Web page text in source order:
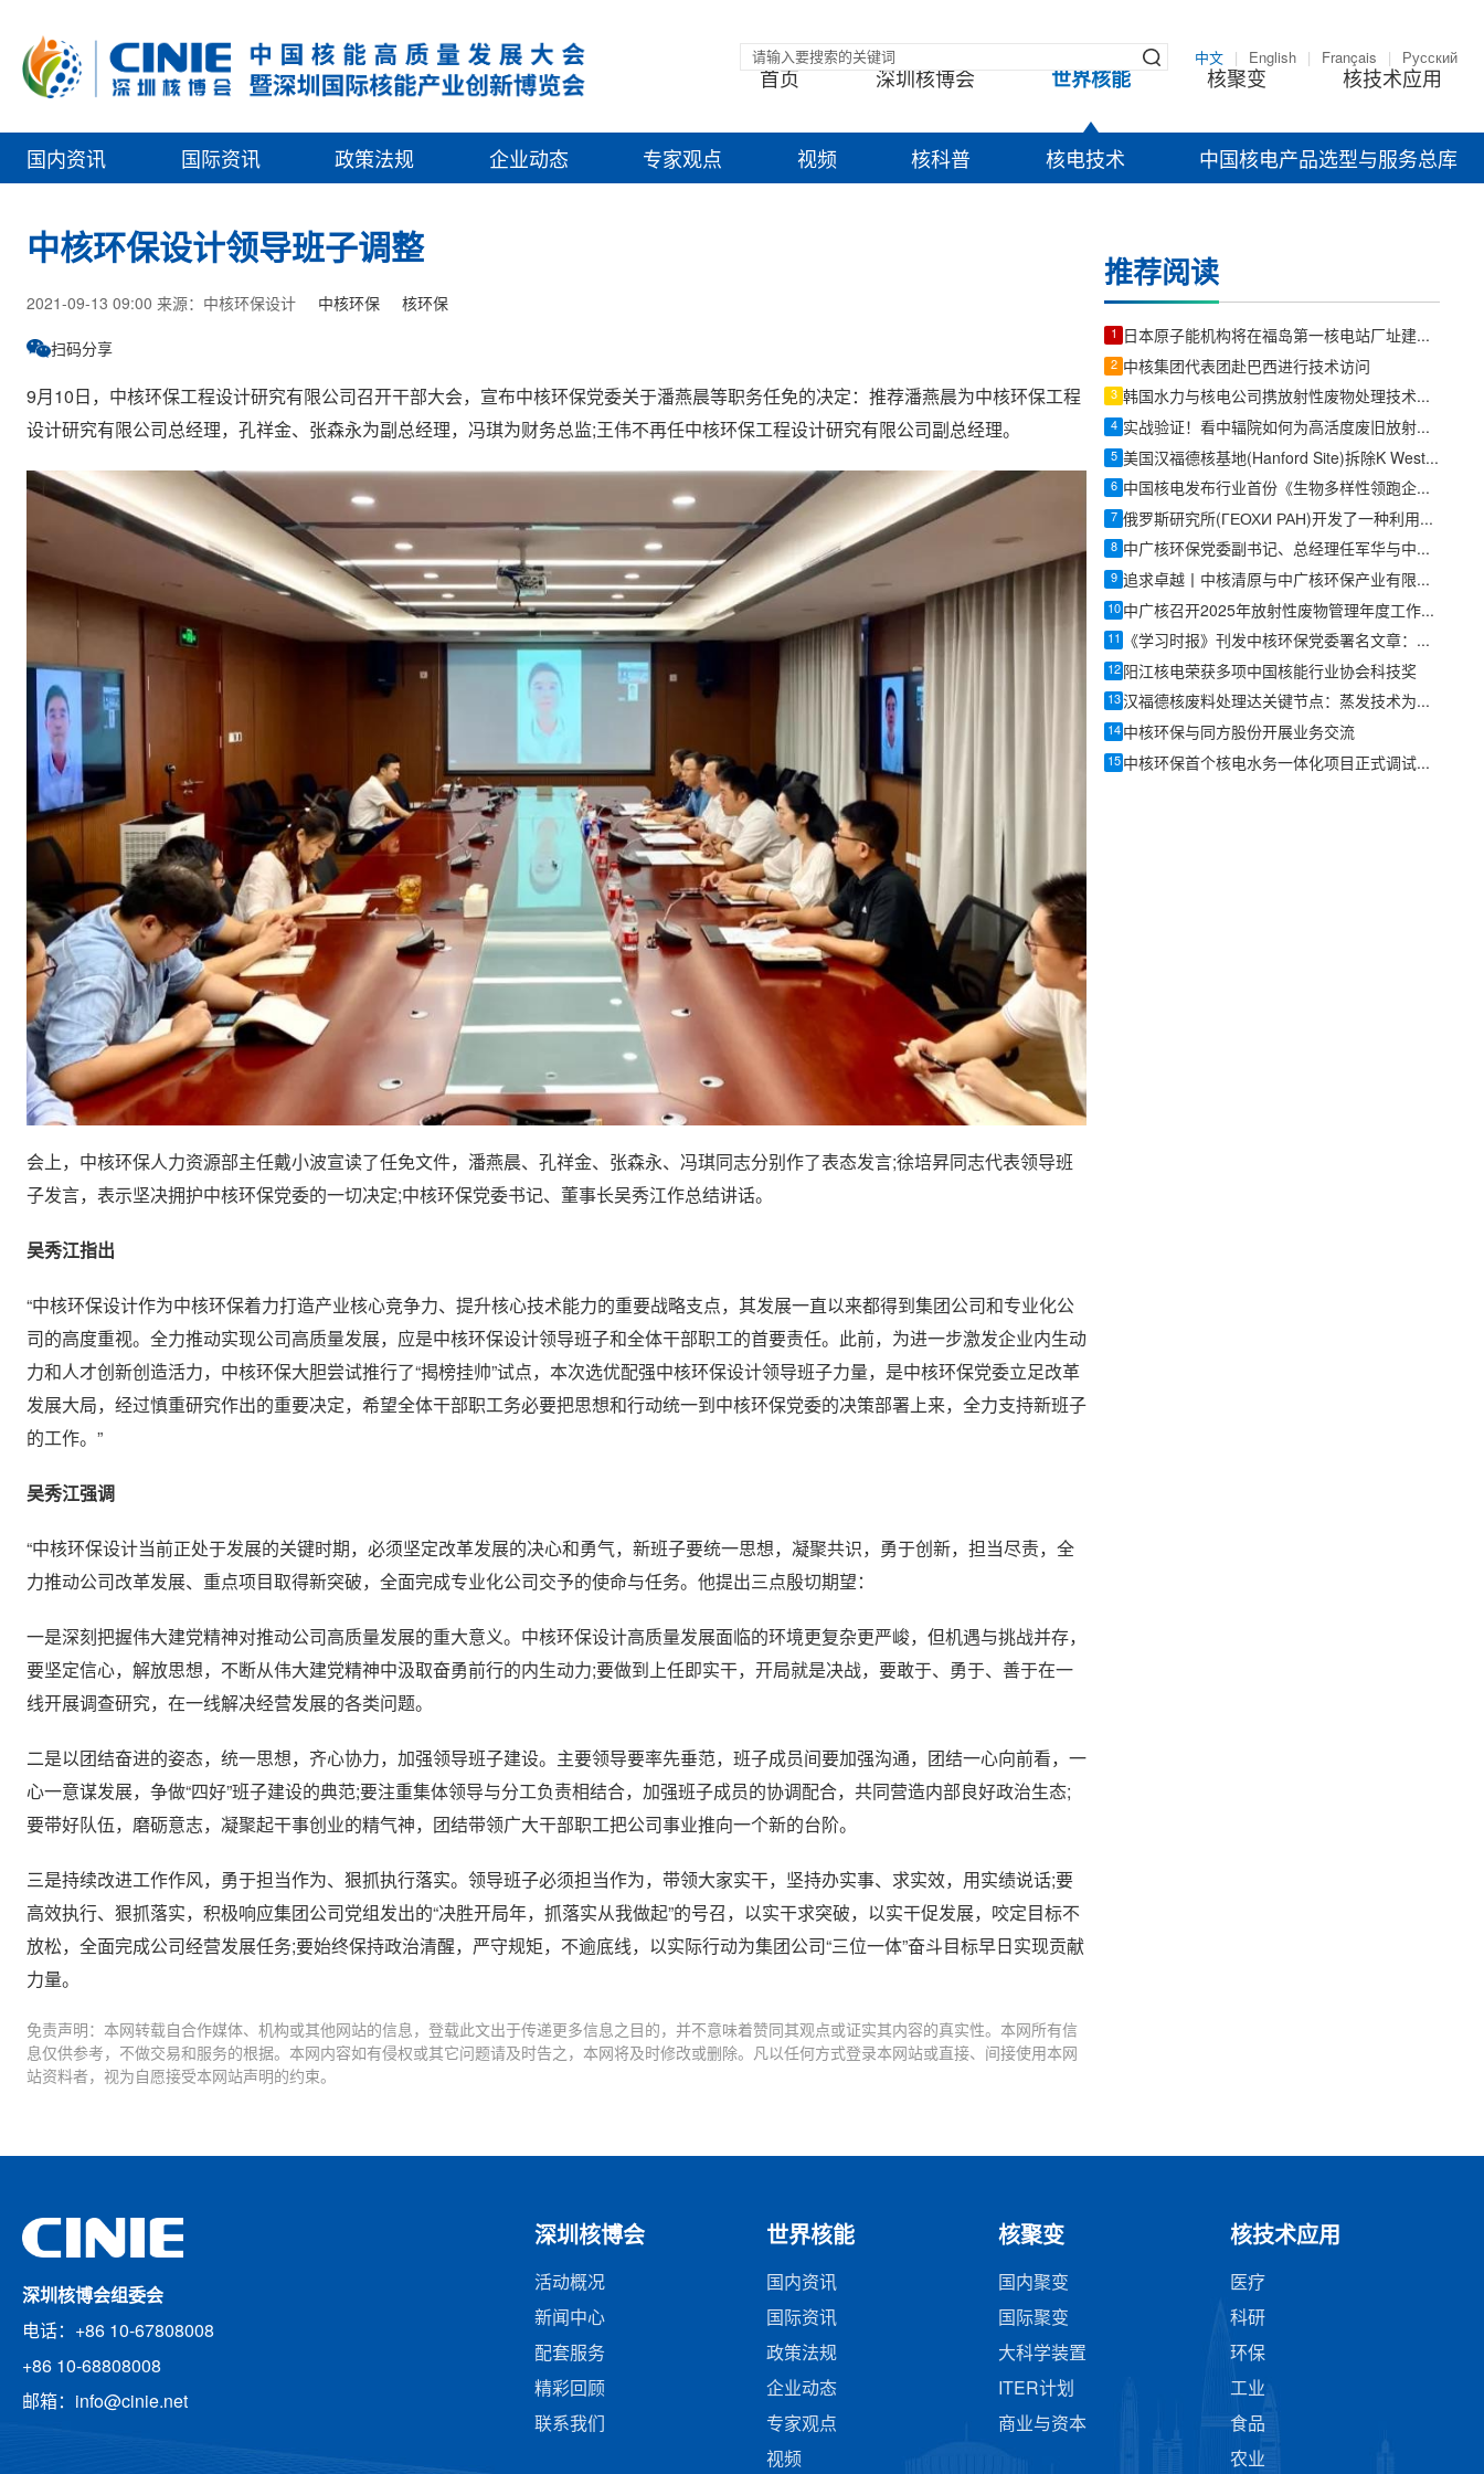
中文 English Français Русский
首页 深圳核博会 世界核能 核聚变 核技术应用
国内资讯 国际资讯 政策法规 企业动态 专家观点 视频 核科普 核电技术 中国核电产品选型与服务总库
中核环保设计领导班子调整
2021-09-13 09:00 来源：中核环保设计 中核环保 核环保
扫码分享
9月10日，中核环保工程设计研究有限公司召开干部大会，宣布中核环保党委关于潘燕晨等职务任免的决定：推荐潘燕晨为中核环保工程
设计研究有限公司总经理，孔祥金、张森永为副总经理，冯琪为财务总监;王伟不再任中核环保工程设计研究有限公司副总经理。
会上，中核环保人力资源部主任戴小波宣读了任免文件，潘燕晨、孔祥金、张森永、冯琪同志分别作了表态发言;徐培昇同志代表领导班
子发言，表示坚决拥护中核环保党委的一切决定;中核环保党委书记、董事长吴秀江作总结讲话。
吴秀江指出
“中核环保设计作为中核环保着力打造产业核心竞争力、提升核心技术能力的重要战略支点，其发展一直以来都得到集团公司和专业化公
司的高度重视。全力推动实现公司高质量发展，应是中核环保设计领导班子和全体干部职工的首要责任。此前，为进一步激发企业内生动
力和人才创新创造活力，中核环保大胆尝试推行了“揭榜挂帅”试点，本次选优配强中核环保设计领导班子力量，是中核环保党委立足改革
发展大局，经过慎重研究作出的重要决定，希望全体干部职工务必要把思想和行动统一到中核环保党委的决策部署上来，全力支持新班子
的工作。”
吴秀江强调
“中核环保设计当前正处于发展的关键时期，必须坚定改革发展的决心和勇气，新班子要统一思想，凝聚共识，勇于创新，担当尽责，全
力推动公司改革发展、重点项目取得新突破，全面完成专业化公司交予的使命与任务。他提出三点殷切期望：
一是深刻把握伟大建党精神对推动公司高质量发展的重大意义。中核环保设计高质量发展面临的环境更复杂更严峻，但机遇与挑战并存，
要坚定信心，解放思想，不断从伟大建党精神中汲取奋勇前行的内生动力;要做到上任即实干，开局就是决战，要敢于、勇于、善于在一
线开展调查研究，在一线解决经营发展的各类问题。
二是以团结奋进的姿态，统一思想，齐心协力，加强领导班子建设。主要领导要率先垂范，班子成员间要加强沟通，团结一心向前看，一
心一意谋发展，争做“四好”班子建设的典范;要注重集体领导与分工负责相结合，加强班子成员的协调配合，共同营造内部良好政治生态;
要带好队伍，磨砺意志，凝聚起干事创业的精气神，团结带领广大干部职工把公司事业推向一个新的台阶。
三是持续改进工作作风，勇于担当作为、狠抓执行落实。领导班子必须担当作为，带领大家实干，坚持办实事、求实效，用实绩说话;要
高效执行、狠抓落实，积极响应集团公司党组发出的“决胜开局年，抓落实从我做起”的号召，以实干求突破，以实干促发展，咬定目标不
放松，全面完成公司经营发展任务;要始终保持政治清醒，严守规矩，不逾底线，以实际行动为集团公司“三位一体”奋斗目标早日实现贡献
力量。
免责声明：本网转载自合作媒体、机构或其他网站的信息，登载此文出于传递更多信息之目的，并不意味着赞同其观点或证实其内容的真实性。本网所有信
息仅供参考，不做交易和服务的根据。本网内容如有侵权或其它问题请及时告之，本网将及时修改或删除。凡以任何方式登录本网站或直接、间接使用本网
站资料者，视为自愿接受本网站声明的约束。
推荐阅读
1 日本原子能机构将在福岛第一核电站厂址建放射性物质分析设施
2 中核集团代表团赴巴西进行技术访问
3 韩国水力与核电公司携放射性废物处理技术亮相美国wm(waste management) 2026废物管理研讨会
4 实战验证！看中辐院如何为高活度废旧放射源装上“安全锁”
5 美国汉福德核基地(Hanford Site)拆除K West反应堆排气烟囱 推进K反应堆退役进程
6 中国核电发布行业首份《生物多样性领跑企业自评管理》企业标准
7 俄罗斯研究所(ГЕОХИ РАН)开发了一种利用纳米金刚石封存核废料的方法
8 中广核环保党委副书记、总经理任军华与中核清原、中核环保开展合作交流
9 追求卓越丨中核清原与中广核环保产业有限公司开展合作交流
10 中广核召开2025年放射性废物管理年度工作会议
11 《学习时报》刊发中核环保党委署名文章：推动核环保事业行稳致远
12 阳江核电荣获多项中国核能行业协会科技奖
13 汉福德核废料处理达关键节点：蒸发技术为玻璃固化备妥百万加仑空间
14 中核环保与同方股份开展业务交流
15 中核环保首个核电水务一体化项目正式调试运营
深圳核博会组委会
电话：+86 10-67808008
+86 10-68808008
邮箱：info@cinie.net
深圳核博会
活动概况
新闻中心
配套服务
精彩回顾
联系我们
世界核能
国内资讯
国际资讯
政策法规
企业动态
专家观点
视频
核聚变
国内聚变
国际聚变
大科学装置
ITER计划
商业与资本
核技术应用
医疗
科研
环保
工业
食品
农业